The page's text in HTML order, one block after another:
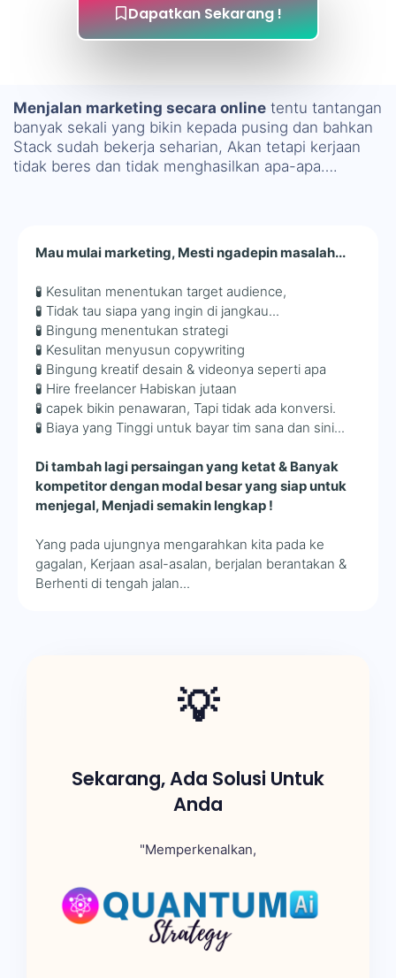
Dapatkan Sekarang !
Menjalan marketing secara online tentu tantangan
banyak sekali yang bikin kepada pusing dan bahkan
Stack sudah bekerja seharian, Akan tetapi kerjaan
tidak beres dan tidak menghasilkan apa-apa….
Mau mulai marketing, Mesti ngadepin masalah...
🧪 Kesulitan menentukan target audience,
🧪 Tidak tau siapa yang ingin di jangkau...
🧪 Bingung menentukan strategi
🧪 Kesulitan menyusun copywriting
🧪 Bingung kreatif desain & videonya seperti apa
🧪 Hire freelancer Habiskan jutaan
🧪 capek bikin penawaran, Tapi tidak ada konversi.
🧪 Biaya yang Tinggi untuk bayar tim sana dan sini...
Di tambah lagi persaingan yang ketat & Banyak
kompetitor dengan modal besar yang siap untuk
menjegal, Menjadi semakin lengkap !
Yang pada ujungnya mengarahkan kita pada ke
gagalan, Kerjaan asal-asalan, berjalan berantakan &
Berhenti di tengah jalan...
💡
Sekarang, Ada Solusi Untuk
Anda
"Memperkenalkan,